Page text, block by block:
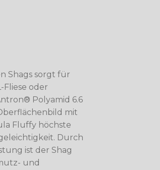
Shags sorgt für
Fliese oder
Polyamid 6.6
mit
Fluffy höchste
Durch
ist der Shag
und